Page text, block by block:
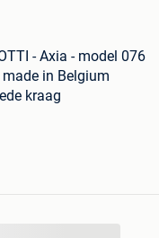
- Axia - model 076
made in Belgium
kraag